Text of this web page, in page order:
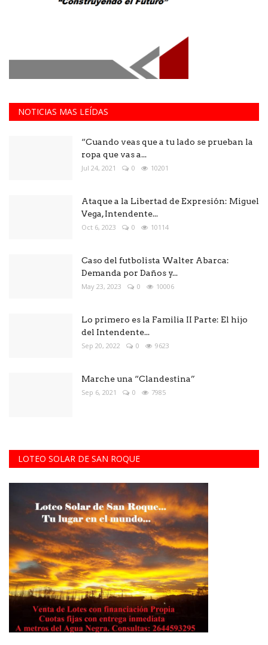
NOTICIAS MAS LEÍDAS
“Cuando veas que a tu lado se prueban la
ropa que vas a...
Jul 24, 2021 0 10201
Ataque a la Libertad de Expresión: Miguel
Vega, Intendente...
Oct 6, 2023 0 10114
Caso del futbolista Walter Abarca:
Demanda por Daños y...
May 23, 2023 0 10006
Lo primero es la Familia II Parte: El hijo
del Intendente...
Sep 20, 2022 0 9623
Marche una “Clandestina”
Sep 6, 2021 0 7985
LOTEO SOLAR DE SAN ROQUE